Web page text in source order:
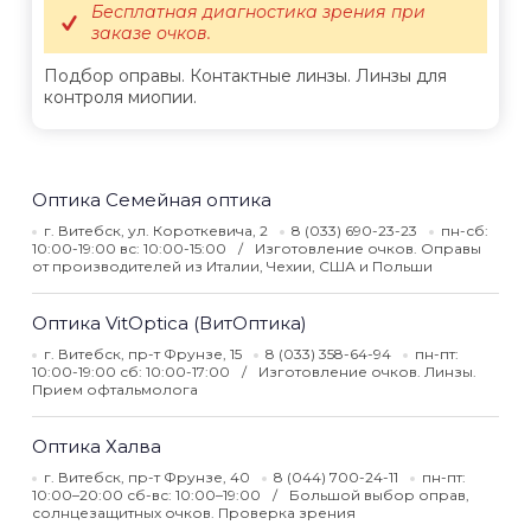
Подбор оправы. Контактные линзы. Линзы для
контроля миопии.
Бесплатная диагностика зрения при
заказе очков.
Оптика Семейная оптика
г. Витебск, ул. Короткевича, 2 8 (033) 690-23-23
пн-сб:
10:00-19:00 вс: 10:00-15:00
Изготовление очков. Оправы
от производителей из Италии, Чехии, США и Польши
Оптика VitOptica (ВитОптика)
г. Витебск, пр-т Фрунзе, 15 8 (033) 358-64-94
пн-пт:
10:00-19:00 сб: 10:00-17:00
Изготовление очков. Линзы.
Прием офтальмолога
Оптика Халва
г. Витебск, пр-т Фрунзе, 40 8 (044) 700-24-11
пн-пт:
10:00–20:00 сб-вс: 10:00–19:00
Большой выбор оправ,
солнцезащитных очков. Проверка зрения